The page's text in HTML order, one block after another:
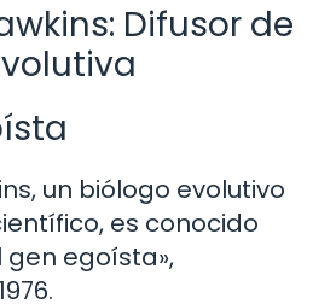
Difusor de
un biólogo evolutivo
es conocido
gen egoísta»,